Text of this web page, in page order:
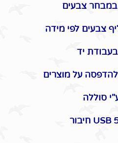
במבחר צבעים
יד
להדפסה על מוצרים
סוללה
פסי לד הפעלה USB 5V חיבור